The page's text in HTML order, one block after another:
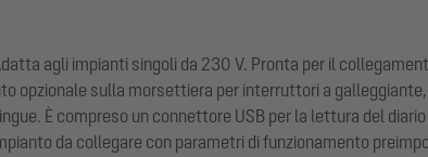
agli impianti singoli da 230 V. Pronta per il
opzionale sulla morsettiera per interruttori a
È compreso un connettore USB per la lettura del
da collegare con parametri di funzionamento